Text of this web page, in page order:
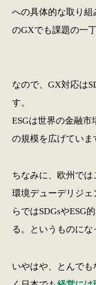
への具体的な取り
のGXでも課題の一
なので、GX対応は
す。
ESGは世界の金融
の規模を広げていま
ちなみに、欧州で
環境デューデリジ
らではSDGsやESG
る。というものにな
いやはや、とんで